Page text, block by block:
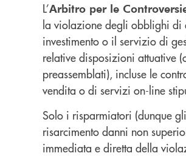
L’Arbitro per le
la violazione degli obblighi di
investimento o il servizio di
relative disposizioni attuative
preassemblati), incluse le
vendita o di servizi on-line
Solo i risparmiatori (dunque
risarcimento danni non
immediata e diretta della